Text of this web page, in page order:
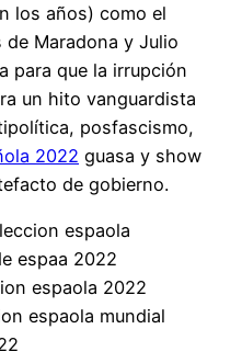
los años) como el
Maradona y Julio
para que la irrupción
un hito vanguardista
posfascismo,
2022 guasa y show
de gobierno.